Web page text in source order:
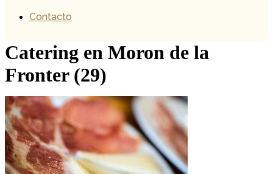
Contacto
Catering en Moron de la
Fronter (29)